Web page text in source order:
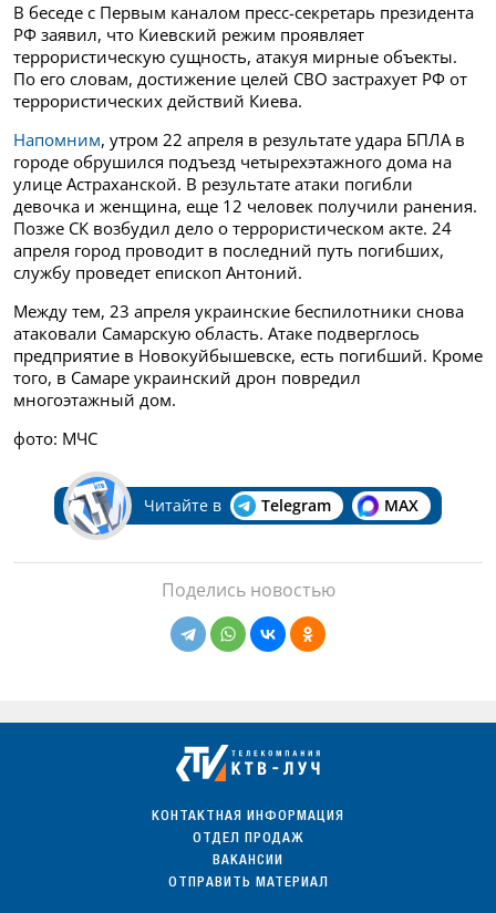
В беседе с Первым каналом пресс-секретарь президента
РФ заявил, что Киевский режим проявляет
террористическую сущность, атакуя мирные объекты.
По его словам, достижение целей СВО застрахует РФ от
террористических действий Киева.
Напомним, утром 22 апреля в результате удара БПЛА в
городе обрушился подъезд четырехэтажного дома на
улице Астраханской. В результате атаки погибли
девочка и женщина, еще 12 человек получили ранения.
Позже СК возбудил дело о террористическом акте. 24
апреля город проводит в последний путь погибших,
службу проведет епископ Антоний.
Между тем, 23 апреля украинские беспилотники снова
атаковали Самарскую область. Атаке подверглось
предприятие в Новокуйбышевске, есть погибший. Кроме
того, в Самаре украинский дрон повредил
многоэтажный дом.
фото: МЧС
Читайте в Telegram MAX
Поделись новостью
КОНТАКТНАЯ ИНФОРМАЦИЯ
ОТДЕЛ ПРОДАЖ
ВАКАНСИИ
ОТПРАВИТЬ МАТЕРИАЛ